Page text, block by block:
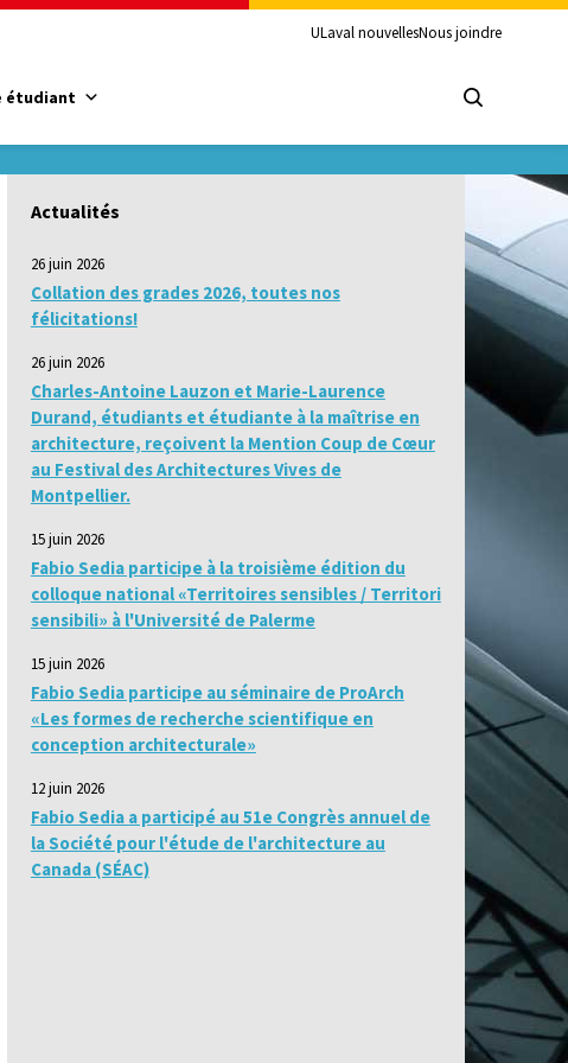
ULaval nouvellesNous joindre
étudiant
Actualités
26 juin 2026
Collation des grades 2026, toutes nos
félicitations!
26 juin 2026
Charles-Antoine Lauzon et Marie-Laurence
Durand, étudiants et étudiante à la maîtrise en
architecture, reçoivent la Mention Coup de Cœur
au Festival des Architectures Vives de
Montpellier.
15 juin 2026
Fabio Sedia participe à la troisième édition du
colloque national «Territoires sensibles / Territori
sensibili» à l'Université de Palerme
15 juin 2026
Fabio Sedia participe au séminaire de ProArch
«Les formes de recherche scientifique en
conception architecturale»
12 juin 2026
Fabio Sedia a participé au 51e Congrès annuel de
la Société pour l'étude de l'architecture au
Canada (SÉAC)